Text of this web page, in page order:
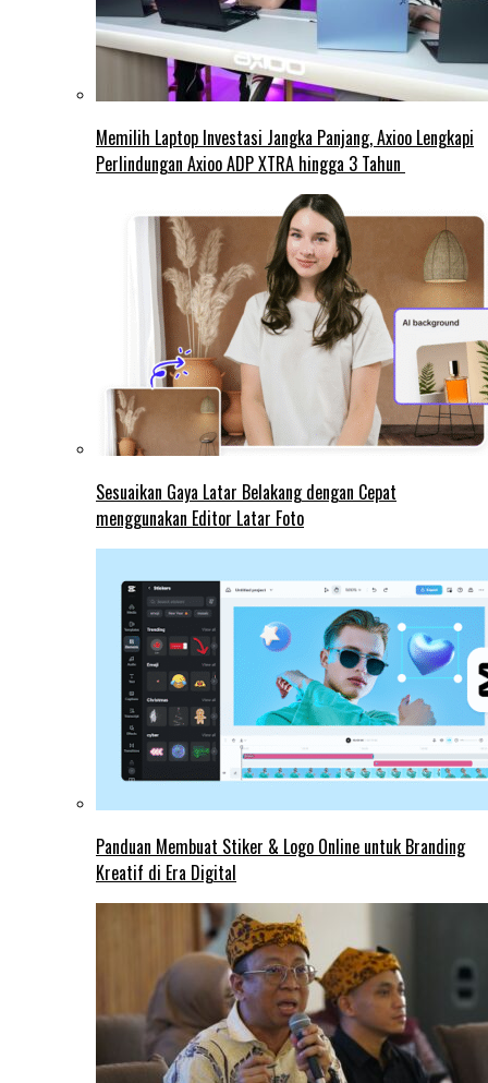
Memilih Laptop Investasi Jangka Panjang, Axioo Lengkapi
Perlindungan Axioo ADP XTRA hingga 3 Tahun
Sesuaikan Gaya Latar Belakang dengan Cepat
menggunakan Editor Latar Foto
Panduan Membuat Stiker & Logo Online untuk Branding
Kreatif di Era Digital